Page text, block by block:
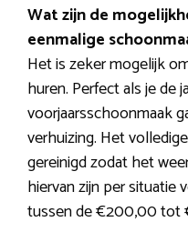
Wat zijn de
eenmalige
Het is zeker mogelijk
huren. Perfect als je de
voorjaarsschoonmaak
verhuizing. Het
gereinigd zodat het
hiervan zijn per situatie
tussen de €200,00 tot